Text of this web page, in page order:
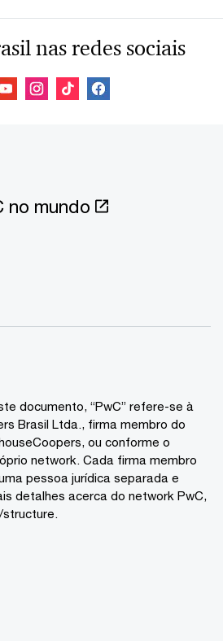
nas redes sociais
no mundo
documento, “PwC” refere-se à
Brasil Ltda., firma membro do
ou conforme o
network. Cada firma membro
pessoa jurídica separada e
detalhes acerca do network PwC,
structure.